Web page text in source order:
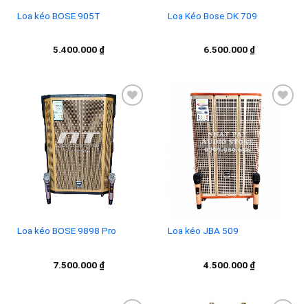
Loa kéo BOSE 905T
5.400.000 ₫
Loa Kéo Bose DK 709
6.500.000 ₫
wishlist
Loa kéo BOSE 9898 Pro
7.500.000 ₫
Loa kéo JBA 509
4.500.000 ₫